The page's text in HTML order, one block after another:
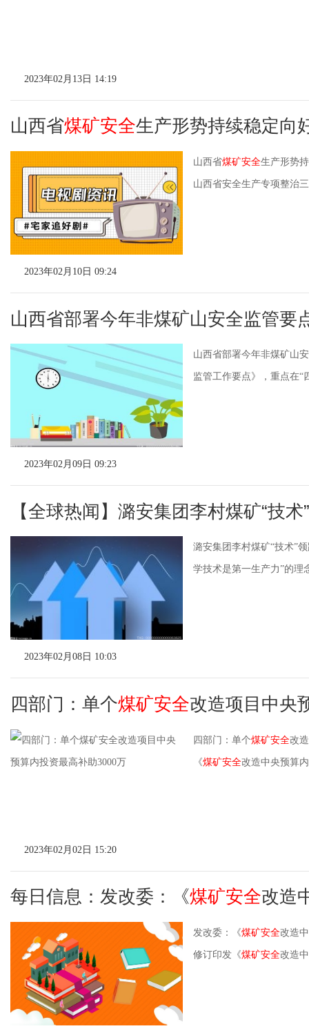
2023年02月13日 14:19
山西省煤矿安全生产形势持续稳定向
山西省煤矿安全生产形势
山西省安全生产专项整治
2023年02月10日 09:24
山西省部署今年非煤矿山安全监管要
山西省部署今年非煤矿山
监管工作要点》，重点在“
2023年02月09日 09:23
【全球热闻】潞安集团李村煤矿“技
潞安集团李村煤矿“技术”
学技术是第一生产力”的理
2023年02月08日 10:03
四部门：单个煤矿安全改造项目中央
四部门：单个煤矿安全改
《煤矿安全改造中央预算
2023年02月02日 15:20
每日信息：发改委：《煤矿安全改造
发改委：《煤矿安全改造
修订印发《煤矿安全改造